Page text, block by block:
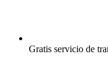
Gratis servicio de